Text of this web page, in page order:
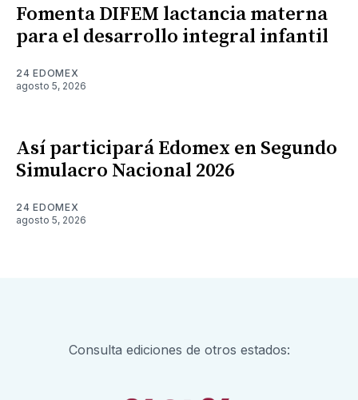
Fomenta DIFEM lactancia materna
para el desarrollo integral infantil
24 EDOMEX
agosto 5, 2026
Así participará Edomex en Segundo
Simulacro Nacional 2026
24 EDOMEX
agosto 5, 2026
Consulta ediciones de otros estados: